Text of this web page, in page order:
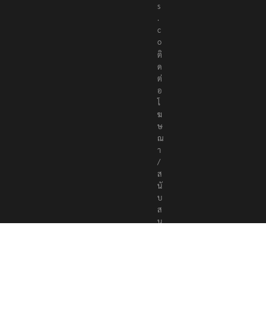
s
.
c
o
ติ
ด
ต่
อ
โ
ฆ
ษ
ณ
า
/
ส
นั
บ
ส
นุ